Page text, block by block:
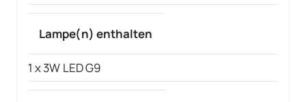
Lampe(n) enthalten
1 x 3W LED G9